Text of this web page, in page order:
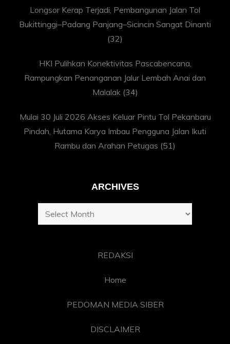
Longsor Kerap Terjadi, Pembangunan Jalan Tol
Bukittinggi–Padang Panjang–Sicincin Sangat Dinanti
(32)
HKI Pulihkan Konektivitas Pascabencana,
Rampungkan Penanganan Jalur Lembah Anai dan
Malalak (34)
Mulai 30 Juli 2026 Akses Keluar Pintu Tol Pekanbaru
Pindah, Hutama Karya Imbau Pengguna Jalan Ikuti
Rambu dan Arahan Petugas (51)
ARCHIVES
Archives
REDAKSI
Home
PEDOMAN MEDIA SIBER
DISCLAIMER